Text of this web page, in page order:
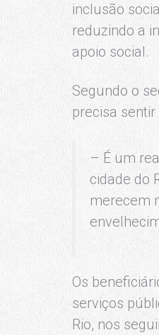
inclusão
reduzindo a
apoio social.
Segundo o
precisa
– É um
cidade do
merecem
Os
serviços
Rio, nos